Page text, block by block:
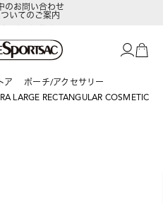
Club
ャンペーン開催中
いてのご案内
ア
ポーチ/アクセサリー
LARGE RECTANGULAR COSMETIC